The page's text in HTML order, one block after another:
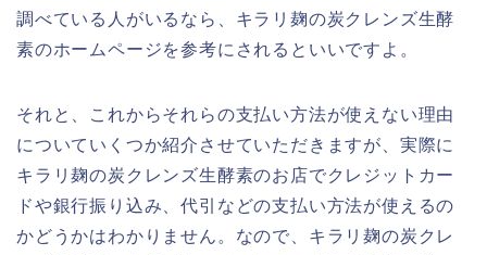
調べている人がいるなら、キラリ麹の炭クレンズ生酵
素のホームページを参考にされるといいですよ。
それと、これからそれらの支払い方法が使えない理由
についていくつか紹介させていただきますが、実際に
キラリ麹の炭クレンズ生酵素のお店でクレジットカー
ドや銀行振り込み、代引などの支払い方法が使えるの
かどうかはわかりません。なので、キラリ麹の炭クレ